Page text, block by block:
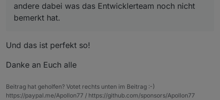
leere Seite angezeigt bekommt - schränkt die
Handlungsfähigkeit enorm ein und es wird
genügend User geben, die vielleicht nicht soooo fit
installieren und dann das große Nervenflattern
andere dabei was das Entwicklerteam noch nicht
bemerkt hat.
Und das ist perfekt so!
Danke an Euch alle
Beitrag hat geholfen? Votet rechts unten im Beitrag :-)
https://paypal.me/Apollon77 / https://github.com/sponsors/Apollon77